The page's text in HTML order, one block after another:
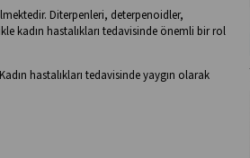
Diterpenleri, deterpenoidler,
kadın hastalıkları tedavisinde önemli bir rol
hastalıkları tedavisinde yaygın olarak